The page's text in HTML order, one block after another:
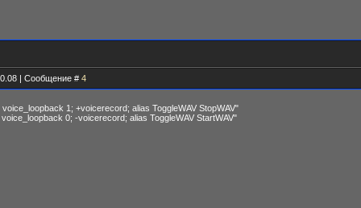
| Сообщение # 4
1; +voicerecord; alias ToggleWAV StopWAV"
0; -voicerecord; alias ToggleWAV StartWAV"